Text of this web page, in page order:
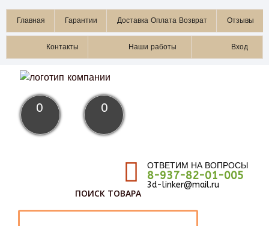
Главная Гарантии Доставка Оплата Возврат Отзывы
Контакты Наши работы Вход
0 0
ОТВЕТИМ НА ВОПРОСЫ
8-937-82-01-005
3d-linker@mail.ru
ПОИСК ТОВАРА